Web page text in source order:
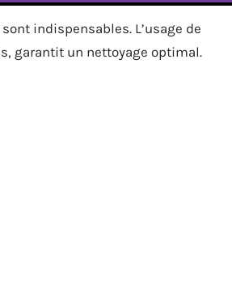
indispensables. L’usage de
garantit un nettoyage optimal.